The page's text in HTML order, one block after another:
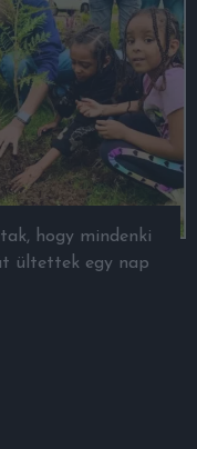
hogy mindenki
ültettek egy nap